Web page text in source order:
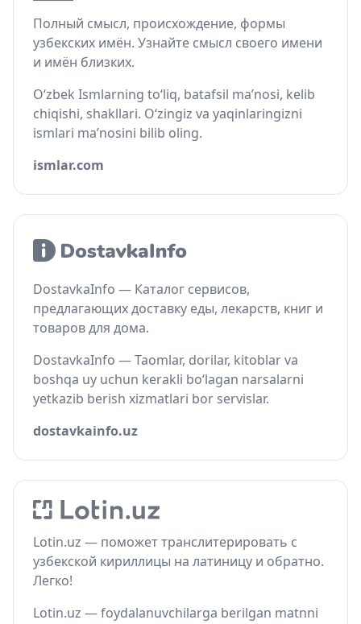
Полный смысл, происхождение, формы
узбекских имён. Узнайте смысл своего имени
и имён близких.
O‘zbek Ismlarning to‘liq, batafsil ma’nosi, kelib
chiqishi, shakllari. O‘zingiz va yaqinlaringizni
ismlari ma’nosini bilib oling.
ismlar.com
DostavkaInfo — Каталог сервисов,
предлагающих доставку еды, лекарств, книг и
товаров для дома.
DostavkaInfo — Taomlar, dorilar, kitoblar va
boshqa uy uchun kerakli bo‘lagan narsalarni
yetkazib berish xizmatlari bor servislar.
dostavkainfo.uz
Lotin.uz — поможет транслитерировать с
узбекской кириллицы на латиницу и обратно.
Легко!
Lotin.uz — foydalanuvchilarga berilgan matnni